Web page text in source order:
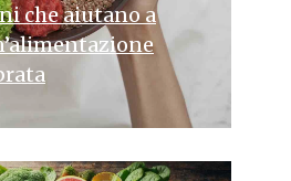
che aiutano a